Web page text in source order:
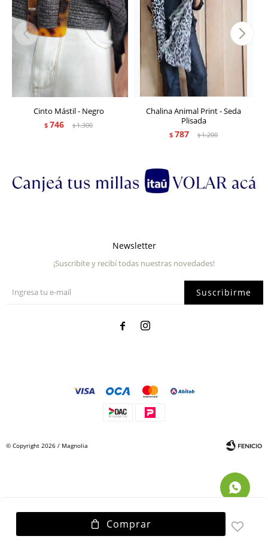
Comprar
Cinto Mástil - Negro
$ 746 $1.300
Chalina Animal Print - Seda
Plisada
$ 787 $1.200
Newsletter
¡Suscribite y recibí todas nuestras novedades!
Suscribirme
 
© Copyright 2026 / Magnolia
Fenicio